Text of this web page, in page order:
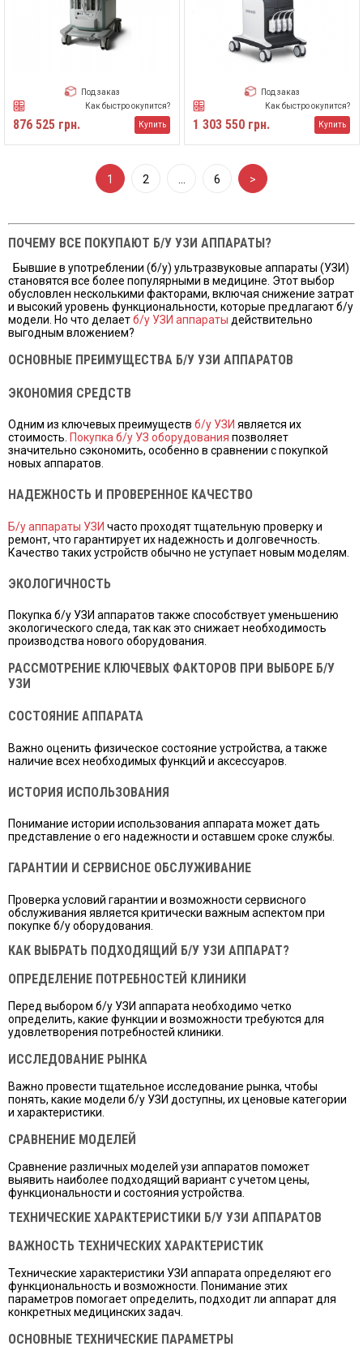
Под заказ
Как быстро окупится?
876 525 грн. Купить
Под заказ
Как быстро окупится?
1 303 550 грн. Купить
1 2 6 >
ПОЧЕМУ ВСЕ ПОКУПАЮТ Б/У УЗИ АППАРАТЫ?
Бывшие в употреблении (б/у) ультразвуковые аппараты (УЗИ)
становятся все более популярными в медицине. Этот выбор
обусловлен несколькими факторами, включая снижение затрат
и высокий уровень функциональности, которые предлагают б/у
модели. Но что делаетб/у УЗИ аппараты действительно
выгодным вложением?
ОСНОВНЫЕ ПРЕИМУЩЕСТВА Б/У УЗИ АППАРАТОВ
ЭКОНОМИЯ СРЕДСТВ
Одним из ключевых преимуществ б/у УЗИ является их
стоимость. Покупка б/у УЗ оборудования позволяет
значительно сэкономить, особенно в сравнении с покупкой
новых аппаратов.
НАДЕЖНОСТЬ И ПРОВЕРЕННОЕ КАЧЕСТВО
Б/у аппараты УЗИ часто проходят тщательную проверку и
ремонт, что гарантирует их надежность и долговечность.
Качество таких устройств обычно не уступает новым моделям.
ЭКОЛОГИЧНОСТЬ
Покупка б/у УЗИ аппаратов также способствует уменьшению
экологического следа, так как это снижает необходимость
производства нового оборудования.
РАССМОТРЕНИЕ КЛЮЧЕВЫХ ФАКТОРОВ ПРИ ВЫБОРЕ Б/У
УЗИ
СОСТОЯНИЕ АППАРАТА
Важно оценить физическое состояние устройства, а также
наличие всех необходимых функций и аксессуаров.
ИСТОРИЯ ИСПОЛЬЗОВАНИЯ
Понимание истории использования аппарата может дать
представление о его надежности и оставшем сроке службы.
ГАРАНТИИ И СЕРВИСНОЕ ОБСЛУЖИВАНИЕ
Проверка условий гарантии и возможности сервисного
обслуживания является критически важным аспектом при
покупке б/у оборудования.
КАК ВЫБРАТЬ ПОДХОДЯЩИЙ Б/У УЗИ АППАРАТ?
ОПРЕДЕЛЕНИЕ ПОТРЕБНОСТЕЙ КЛИНИКИ
Перед выбором б/у УЗИ аппарата необходимо четко
определить, какие функции и возможности требуются для
удовлетворения потребностей клиники.
ИССЛЕДОВАНИЕ РЫНКА
Важно провести тщательное исследование рынка, чтобы
понять, какие модели б/у УЗИ доступны, их ценовые категории
и характеристики.
СРАВНЕНИЕ МОДЕЛЕЙ
Сравнение различных моделей узи аппаратов поможет
выявить наиболее подходящий вариант с учетом цены,
функциональности и состояния устройства.
ТЕХНИЧЕСКИЕ ХАРАКТЕРИСТИКИ Б/У УЗИ АППАРАТОВ
ВАЖНОСТЬ ТЕХНИЧЕСКИХ ХАРАКТЕРИСТИК
Технические характеристики УЗИ аппарата определяют его
функциональность и возможности. Понимание этих
параметров помогает определить, подходит ли аппарат для
конкретных медицинских задач.
ОСНОВНЫЕ ТЕХНИЧЕСКИЕ ПАРАМЕТРЫ